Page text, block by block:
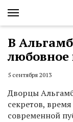
В
5 сентября 2013
Дворцы
секретов,
современной